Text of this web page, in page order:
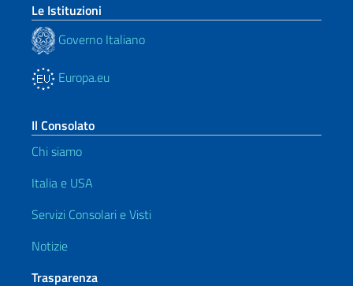
Le Istituzioni
Governo Italiano
Europa.eu
Il Consolato
Chi siamo
Italia e USA
Servizi Consolari e Visti
Notizie
Trasparenza